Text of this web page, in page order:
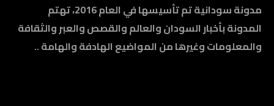
مدونة سودانية تم تأسيسها في العام 2016، تهتم
المدونة بأخبار السودان والعالم والقصص والعبر والثقافة
والمعلومات وغيرها من المواضيع الهادفة والهامة ..